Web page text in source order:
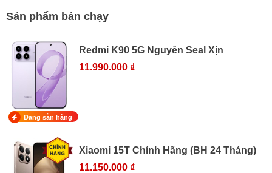
Sản phẩm bán chạy
Redmi K90 5G Nguyên Seal Xịn
11.990.000 ₫
Đang sẵn hàng
Xiaomi 15T Chính Hãng (BH 24 Tháng)
11.150.000 ₫